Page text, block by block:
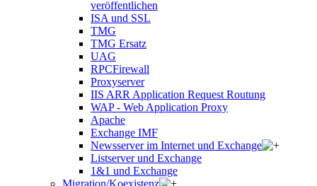
veröffentlichen
ISA und SSL
TMG
TMG Ersatz
UAG
RPCFirewall
Proxyserver
IIS ARR Application Request Routung
WAP - Web Application Proxy
Apache
Exchange IMF
Newsserver im Internet und Exchange
Listserver und Exchange
1&1 und Exchange